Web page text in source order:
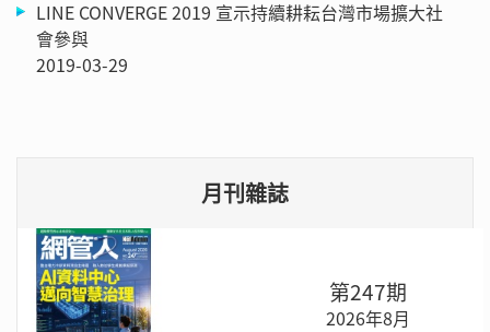
LINE CONVERGE 2019 宣示持續耕耘台灣市場擴大社
會參與
2019-03-29
月刊雜誌
第247期
2026年8月